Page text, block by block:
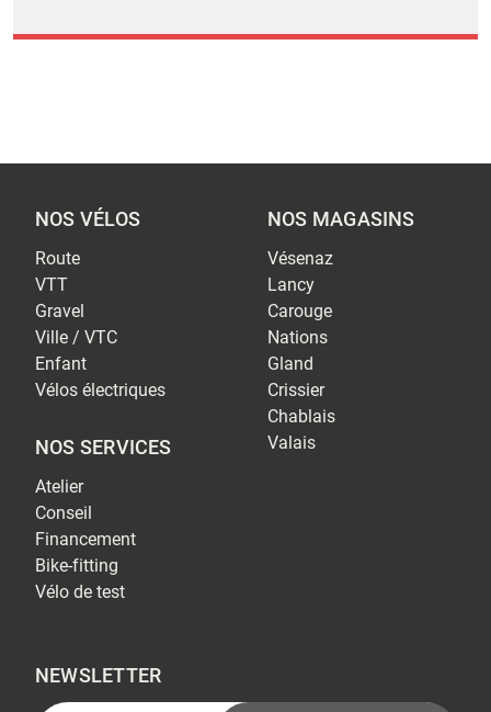
NOS VÉLOS
Route
VTT
Gravel
Ville / VTC
Enfant
Vélos électriques
NOS SERVICES
Atelier
Conseil
Financement
Bike-fitting
Vélo de test
NOS MAGASINS
Vésenaz
Lancy
Carouge
Nations
Gland
Crissier
Chablais
Valais
NEWSLETTER